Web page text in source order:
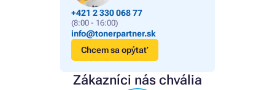
+421 2 330 068 77
(8:00 - 16:00)
info@tonerpartner.sk
Chcem sa opýtať
Zákazníci nás chvália